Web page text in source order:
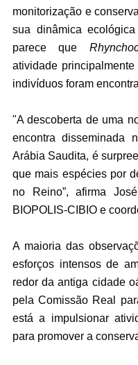
monitorização e
sua dinâmica
parece que
atividade
indivíduos foram
"A descoberta de uma
encontra disseminada
Arábia Saudita, é
que mais espécies por
no Reino”, afirma
BIOPOLIS-CIBIO e
A maioria das
esforços intensos de
redor da antiga cidade
pela Comissão Real
está a impulsionar
para promover a